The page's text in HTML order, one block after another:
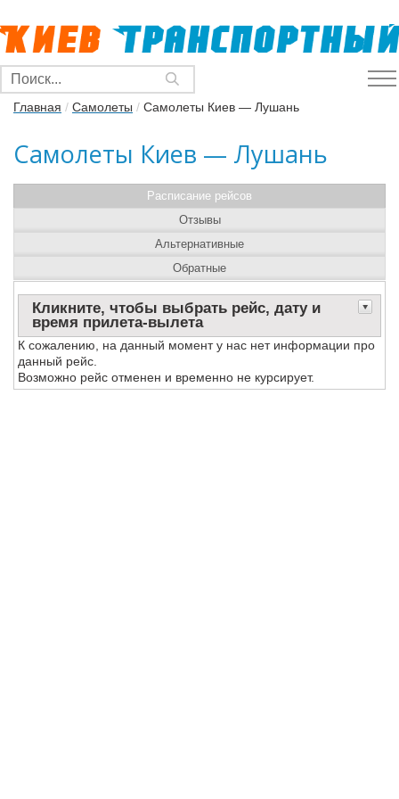
Главная / Самолеты / Самолеты Киев — Лушань
Самолеты Киев — Лушань
Расписание рейсов
Кликните, чтобы выбрать рейс, дату и
время прилета-вылета
К сожалению, на данный момент у нас нет информации про
данный рейс.
Возможно рейс отменен и временно не курсирует.
Отзывы
Альтернативные
Обратные